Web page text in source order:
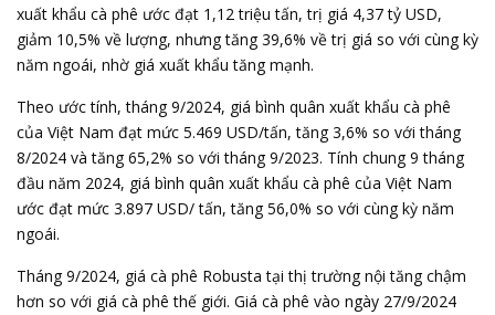
xuất khẩu cà phê ước đạt 1,12 triệu tấn, trị giá 4,37 tỷ USD,
giảm 10,5% về lượng, nhưng tăng 39,6% về trị giá so với cùng kỳ
năm ngoái, nhờ giá xuất khẩu tăng mạnh.
Theo ước tính, tháng 9/2024, giá bình quân xuất khẩu cà phê
của Việt Nam đạt mức 5.469 USD/tấn, tăng 3,6% so với tháng
8/2024 và tăng 65,2% so với tháng 9/2023. Tính chung 9 tháng
đầu năm 2024, giá bình quân xuất khẩu cà phê của Việt Nam
ước đạt mức 3.897 USD/ tấn, tăng 56,0% so với cùng kỳ năm
ngoái.
Tháng 9/2024, giá cà phê Robusta tại thị trường nội tăng chậm
hơn so với giá cà phê thế giới. Giá cà phê vào ngày 27/9/2024